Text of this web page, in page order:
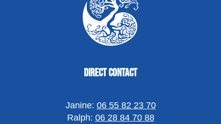
Direct contact
Janine: 06 55 82 23 70
Ralph: 06 28 84 70 88